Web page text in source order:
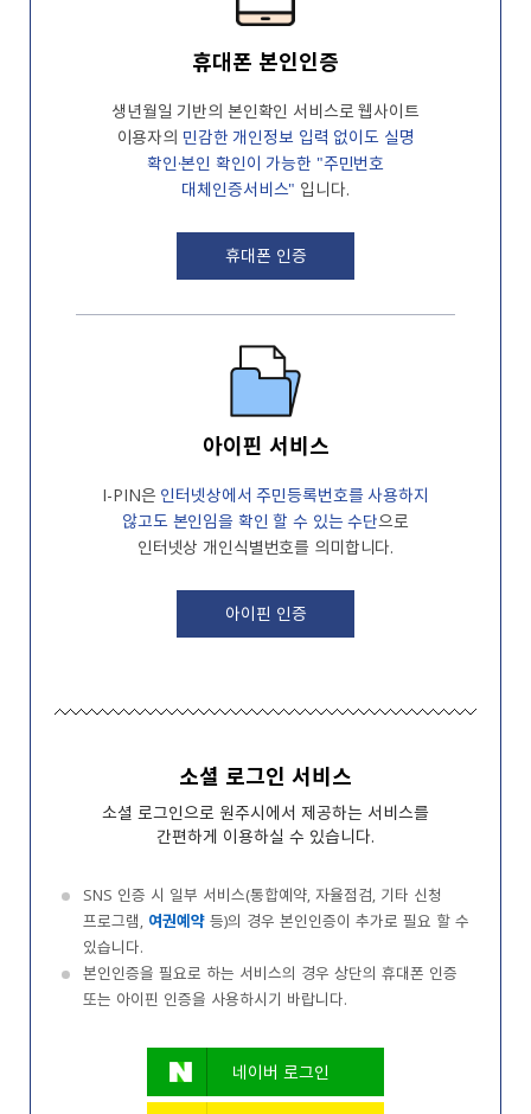
휴대폰 본인인증
생년월일 기반의 본인확인 서비스로 웹사이트
이용자의 민감한 개인정보 입력 없이도실명
확인·본인 확인이 가능한 "주민번호
대체인증서비스" 입니다.
휴대폰 인증
아이핀 서비스
I-PIN은 인터넷상에서 주민등록번호를사용하지
않고도 본인임을 확인 할 수 있는 수단으로
인터넷상 개인식별번호를 의미합니다.
아이핀 인증
소셜 로그인 서비스
소셜 로그인으로 원주시에서 제공하는 서비스를
간편하게 이용하실 수 있습니다.
SNS 인증 시 일부 서비스(통합예약, 자율점검, 기타 신청
프로그램, 여권예약 등)의 경우 본인인증이 추가로 필요 할 수
있습니다.
본인인증을 필요로 하는 서비스의 경우 상단의 휴대폰 인증
또는 아이핀 인증을 사용하시기 바랍니다.
네이버 로그인